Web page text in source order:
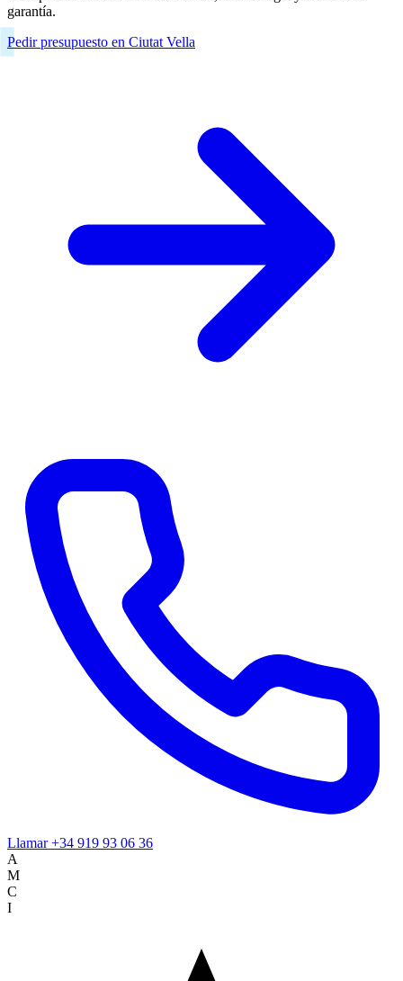
garantía.
Pedir presupuesto en Ciutat Vella
Llamar+34 919 93 06 36
A
M
C
I